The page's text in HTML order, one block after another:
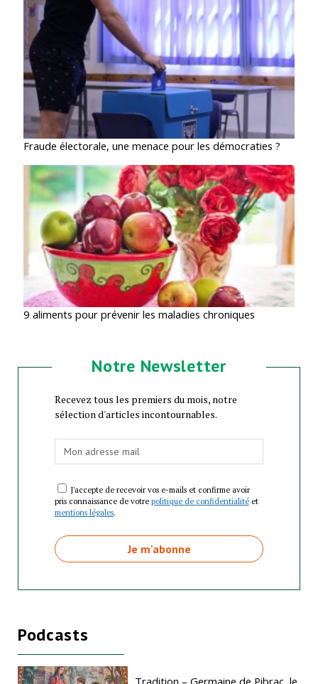
Fraude électorale, une menace pour les démocraties ?
9 aliments pour prévenir les maladies chroniques
Notre Newsletter
Recevez tous les premiers du mois, notre
sélection d'articles incontournables.
J'accepte de recevoir vos e-mails et confirme avoir
pris connaissance de votre politique de confidentialitéet
mentions légales.
Podcasts
Tradition – Germaine de Pibrac, le